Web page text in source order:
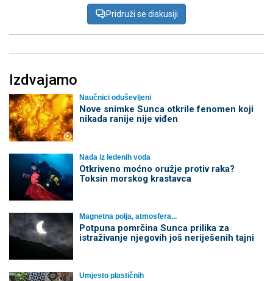
Pridruži se diskusiji
Izdvajamo
Naučnici oduševljeni
Nove snimke Sunca otkrile fenomen koji
nikada ranije nije viđen
Nada iz ledenih voda
Otkriveno moćno oružje protiv raka?
Toksin morskog krastavca
Magnetna polja, atmosfera...
Potpuna pomrčina Sunca prilika za
istraživanje njegovih još neriješenih tajni
Umjesto plastičnih